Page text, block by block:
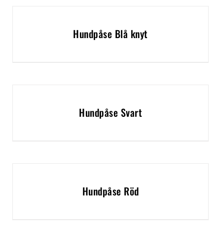
Hundpåse Blå knyt
Hundpåse Svart
Hundpåse Röd